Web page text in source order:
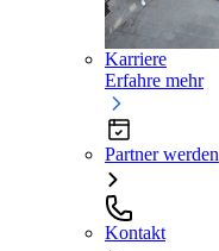
Karriere
Erfahre mehr
Partner werden
Kontakt